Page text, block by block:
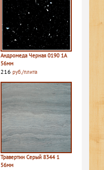
Андромеда Черная 0190 1A
56мм
216 руб./плита
Травертин Серый 8344 1
56мм